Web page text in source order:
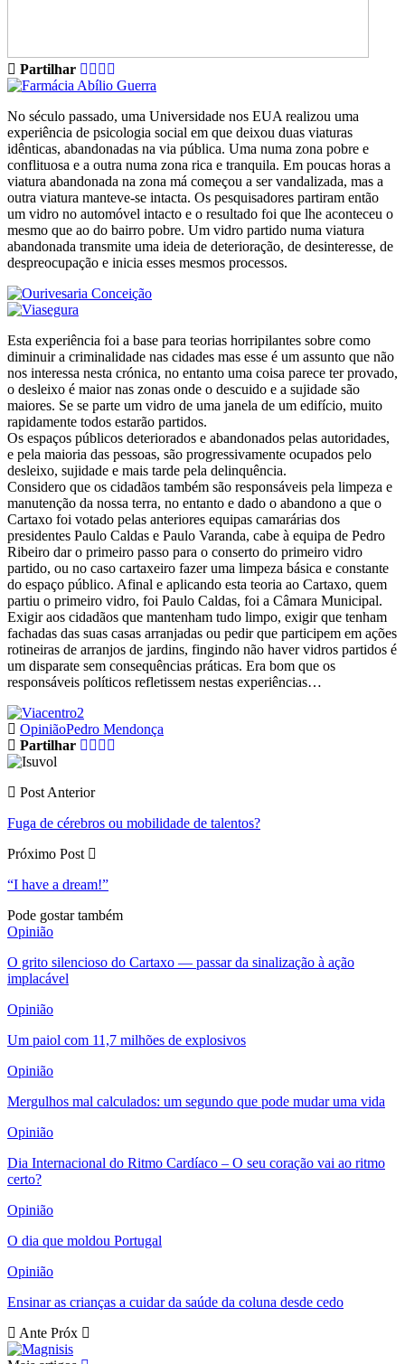
Partilhar
No século passado, uma Universidade nos EUA realizou uma
experiência de psicologia social em que deixou duas viaturas
idênticas, abandonadas na via pública. Uma numa zona pobre e
conflituosa e a outra numa zona rica e tranquila. Em poucas horas a
viatura abandonada na zona má começou a ser vandalizada, mas a
outra viatura manteve-se intacta. Os pesquisadores partiram então
um vidro no automóvel intacto e o resultado foi que lhe aconteceu o
mesmo que ao do bairro pobre. Um vidro partido numa viatura
abandonada transmite uma ideia de deterioração, de desinteresse, de
despreocupação e inicia esses mesmos processos.
Esta experiência foi a base para teorias horripilantes sobre como
diminuir a criminalidade nas cidades mas esse é um assunto que não
nos interessa nesta crónica, no entanto uma coisa parece ter provado,
o desleixo é maior nas zonas onde o descuido e a sujidade são
maiores. Se se parte um vidro de uma janela de um edifício, muito
rapidamente todos estarão partidos.
Os espaços públicos deteriorados e abandonados pelas autoridades,
e pela maioria das pessoas, são progressivamente ocupados pelo
desleixo, sujidade e mais tarde pela delinquência.
Considero que os cidadãos também são responsáveis pela limpeza e
manutenção da nossa terra, no entanto e dado o abandono a que o
Cartaxo foi votado pelas anteriores equipas camarárias dos
presidentes Paulo Caldas e Paulo Varanda, cabe à equipa de Pedro
Ribeiro dar o primeiro passo para o conserto do primeiro vidro
partido, ou no caso cartaxeiro fazer uma limpeza básica e constante
do espaço público. Afinal e aplicando esta teoria ao Cartaxo, quem
partiu o primeiro vidro, foi Paulo Caldas, foi a Câmara Municipal.
Exigir aos cidadãos que mantenham tudo limpo, exigir que tenham
fachadas das suas casas arranjadas ou pedir que participem em ações
rotineiras de arranjos de jardins, fingindo não haver vidros partidos é
um disparate sem consequências práticas. Era bom que os
responsáveis políticos refletissem nestas experiências…
OpiniãoPedro Mendonça
Partilhar
Post Anterior
Fuga de cérebros ou mobilidade de talentos?
Próximo Post
“I have a dream!”
Pode gostar também
Opinião
O grito silencioso do Cartaxo — passar da sinalização à ação
implacável
Opinião
Um paiol com 11,7 milhões de explosivos
Opinião
Mergulhos mal calculados: um segundo que pode mudar uma vida
Opinião
Dia Internacional do Ritmo Cardíaco – O seu coração vai ao ritmo
certo?
Opinião
O dia que moldou Portugal
Opinião
Ensinar as crianças a cuidar da saúde da coluna desde cedo
Ante Próx